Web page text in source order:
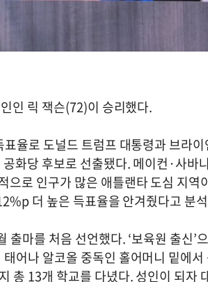
인 릭 잭슨(72)이 승리했다.
율로 도널드 트럼프 대통령과 브라
화당 후보로 선출됐다. 메이컨·사바
으로 인구가 많은 애틀랜타 도심 지역
더 높은 득표율을 안겨줬다고 분
마를 처음 선언했다. ‘보육원 출신’
어나 알코올 중독인 홀어머니 밑에
총 13개 학교를 다녔다. 성인이 되자